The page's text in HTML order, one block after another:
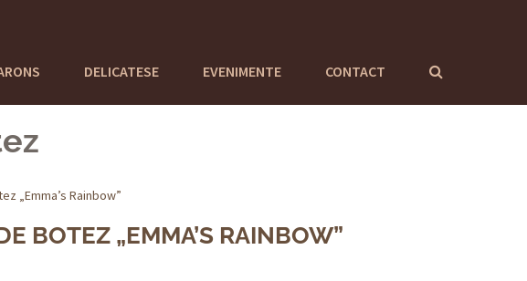
DELICATESE EVENIMENTE CONTACT
BOTEZ „EMMA’S RAINBOW”